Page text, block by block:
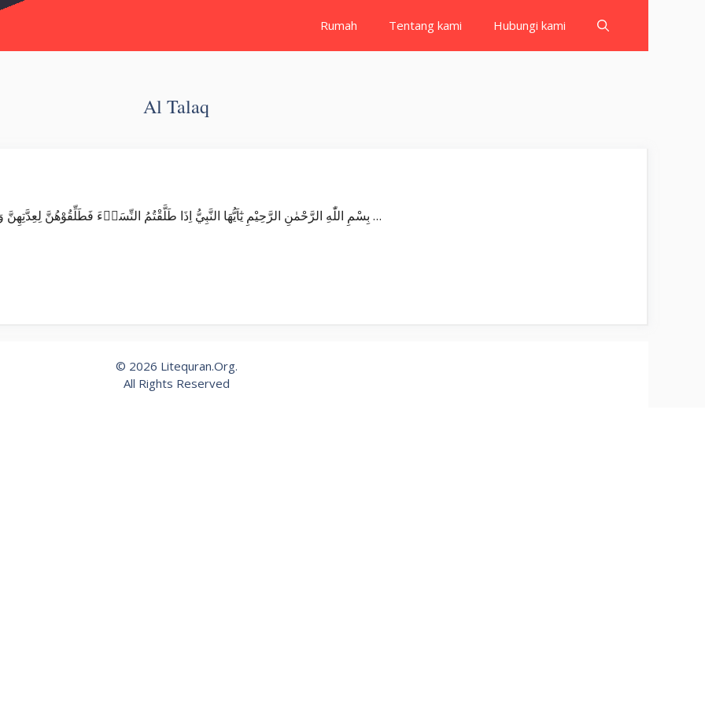
Rumah Tentang kami Hubungi kami
Al Talaq
Surat Al Talaq بِسْمِ اللّٰهِ الرَّحْمٰنِ الرَّحِيْمِ يٰٓاَيُّهَا النَّبِيُّ اِذَا طَلَّقْتُمُ النِّسَاۤءَ فَطَلِّقُوْهُنَّ لِعِدَّتِهِنَّ وَاَحْصُوا الْعِدَّةَۚ وَاتَّقُوا اللّٰهَ رَبَّكُمْۚ لَا …
© 2026 Litequran.Org.
All Rights Reserved